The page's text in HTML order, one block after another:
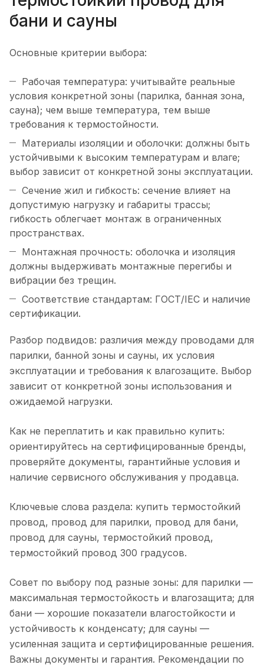
бани и сауны
Основные критерии выбора:
Рабочая температура: учитывайте реальные
условия конкретной зоны (парилка, банная зона,
сауна); чем выше температура, тем выше
требования к термостойности.
Материалы изоляции и оболочки: должны быть
устойчивыми к высоким температурам и влаге;
выбор зависит от конкретной зоны эксплуатации.
Сечение жил и гибкость: сечение влияет на
допустимую нагрузку и габариты трассы;
гибкость облегчает монтаж в ограниченных
пространствах.
Монтажная прочность: оболочка и изоляция
должны выдерживать монтажные перегибы и
вибрации без трещин.
Соответствие стандартам: ГОСТ/IEC и наличие
сертификации.
Разбор подвидов: различия между проводами для
парилки, банной зоны и сауны, их условия
эксплуатации и требования к влагозащите. Выбор
зависит от конкретной зоны использования и
ожидаемой нагрузки.
Как не переплатить и как правильно купить:
ориентируйтесь на сертифицированные бренды,
проверяйте документы, гарантийные условия и
наличие сервисного обслуживания у продавца.
Ключевые слова раздела: купить термостойкий
провод, провод для парилки, провод для бани,
провод для сауны, термостойкий провод,
термостойкий провод 300 градусов.
Совет по выбору под разные зоны: для парилки —
максимальная термостойкость и влагозащита; для
бани — хорошие показатели влагостойкости и
устойчивость к конденсату; для сауны —
усиленная защита и сертифицированные решения.
Важны документы и гарантия. Рекомендации по